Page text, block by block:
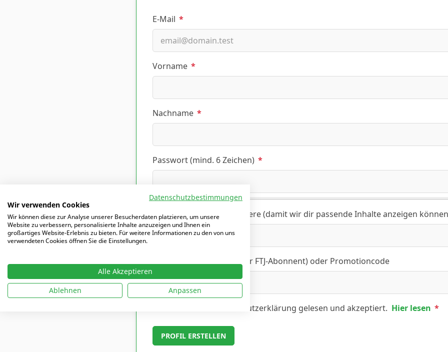
E-Mail *
Vorname *
Nachname *
Passwort (mind. 6 Zeichen) *
Altersklasse, die ich trainiere (damit wir dir passende Inhalte anzeigen
Abonummer (falls FT- oder FTJ-Abonnent) oder Promotioncode
Ich habe die Datenschutzerklärung gelesen und akzeptiert. Hier lesen *
Datenschutzbestimmungen
Wir verwenden Cookies
Wir können diese zur Analyse unserer Besucherdaten platzieren, um unsere
Website zu verbessern, personalisierte Inhalte anzuzeigen und Ihnen ein
großartiges Website-Erlebnis zu bieten. Für weitere Informationen zu den von uns
verwendeten Cookies öffnen Sie die Einstellungen.
Alle Akzeptieren
Ablehnen
Anpassen